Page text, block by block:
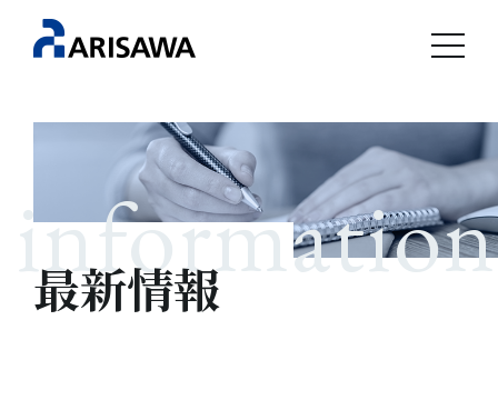
information
最新情報